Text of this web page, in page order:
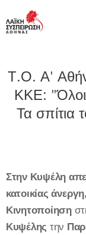
Τ.Ο. Α'
ΚΚΕ: "Όλοι
Τα σπίτια
Στην Κυψέλη
κατοικίας
Κινητοποίηση
Κυψέλης την